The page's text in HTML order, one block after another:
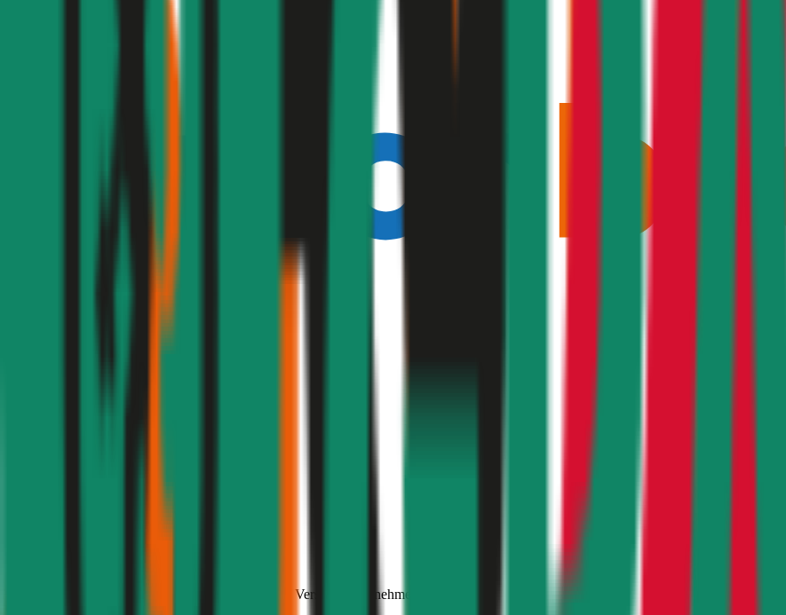
, Versicherungsnehmer 30 Jahre